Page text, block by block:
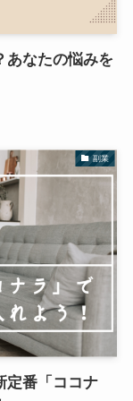
あなたの悩みを
副業
定番「ココナ